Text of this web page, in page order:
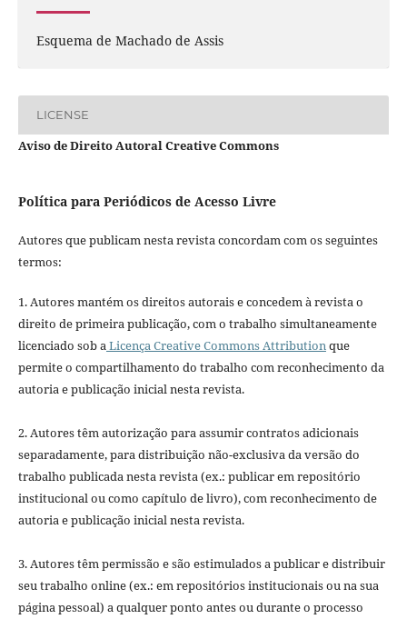
Esquema de Machado de Assis
LICENSE
Aviso de Direito Autoral Creative Commons
Política para Periódicos de Acesso Livre
Autores que publicam nesta revista concordam com os seguintes
termos:
1. Autores mantém os direitos autorais e concedem à revista o
direito de primeira publicação, com o trabalho simultaneamente
licenciado sob aLicença Creative Commons Attributionque
permite o compartilhamento do trabalho com reconhecimento da
autoria e publicação inicial nesta revista.
2. Autores têm autorização para assumir contratos adicionais
separadamente, para distribuição não-exclusiva da versão do
trabalho publicada nesta revista (ex.: publicar em repositório
institucional ou como capítulo de livro), com reconhecimento de
autoria e publicação inicial nesta revista.
3. Autores têm permissão e são estimulados a publicar e distribuir
seu trabalho online (ex.: em repositórios institucionais ou na sua
página pessoal) a qualquer ponto antes ou durante o processo